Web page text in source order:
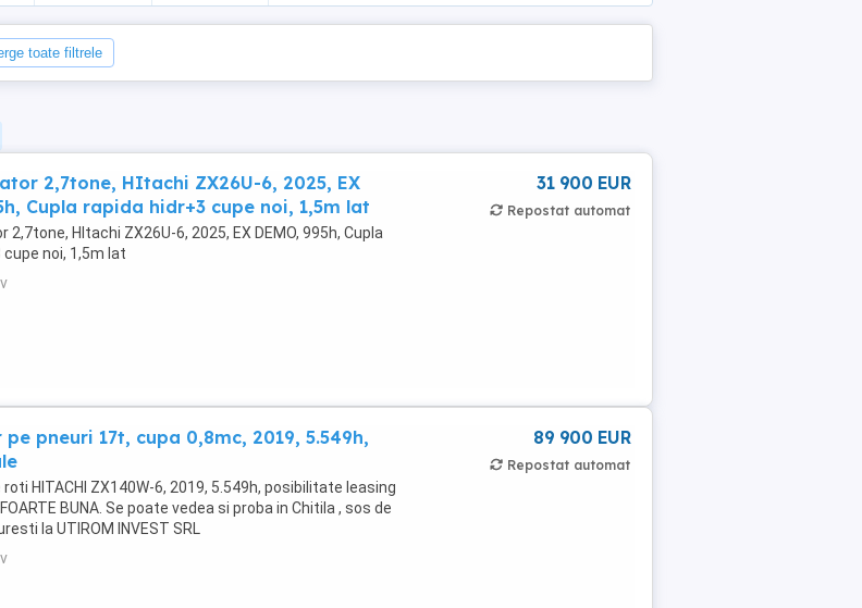
toate filtrele
2,7tone, HItachi ZX26U-6, 2025, EX
Cupla rapida hidr+3 cupe noi, 1,5m lat
2,7tone, HItachi ZX26U-6, 2025, EX DEMO, 995h, Cupla
noi, 1,5m lat
31 900 EUR
Repostat automat
pneuri 17t, cupa 0,8mc, 2019, 5.549h,
HITACHI ZX140W-6, 2019, 5.549h, posibilitate leasing
BUNA. Se poate vedea si proba in Chitila , sos de
la UTIROM INVEST SRL
89 900 EUR
Repostat automat